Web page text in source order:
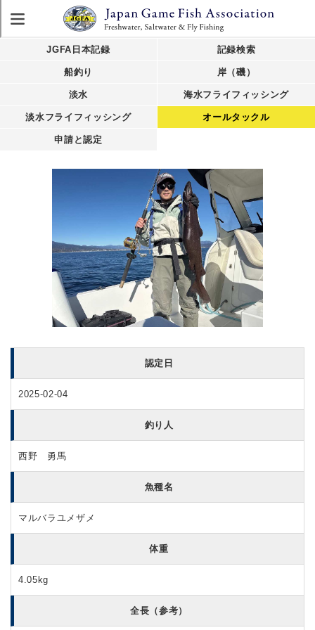
JGFA日本記録 記録検索
船釣り 岸（磯）
淡水 海水フライフィッシング
淡水フライフィッシング オールタックル
申請と認定
認定日
2025-02-04
釣り人
西野 勇馬
魚種名
マルバラユメザメ
体重
4.05kg
全長（参考）